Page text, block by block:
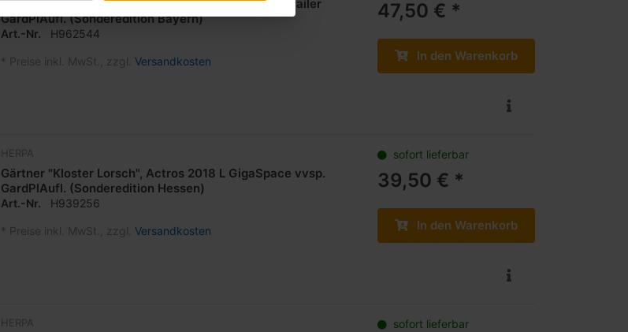
Gerstlauer, Actros 2018 StreamSpace svsp. Megatrailer
GardPlAufl. (Sonderedition Bayern)
Art.-Nr. H962544
* Preise inkl. MwSt., zzgl. Versandkosten
47,50 € *
In den Warenkorb
HERPA
Gärtner "Kloster Lorsch", Actros 2018 L GigaSpace vvsp.
GardPlAufl. (Sonderedition Hessen)
Art.-Nr. H939256
* Preise inkl. MwSt., zzgl. Versandkosten
sofort lieferbar
39,50 € *
In den Warenkorb
HERPA sofort lieferbar